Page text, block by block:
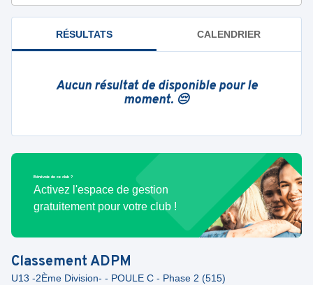
RÉSULTATS CALENDRIER
Aucun résultat de disponible pour le
moment. 😔
Bénévole de ce club ?
Activez l'espace de gestion
gratuitement pour votre club !
ClassementADPM
U13 -2Ème Division- - POULE C - Phase 2 (515)